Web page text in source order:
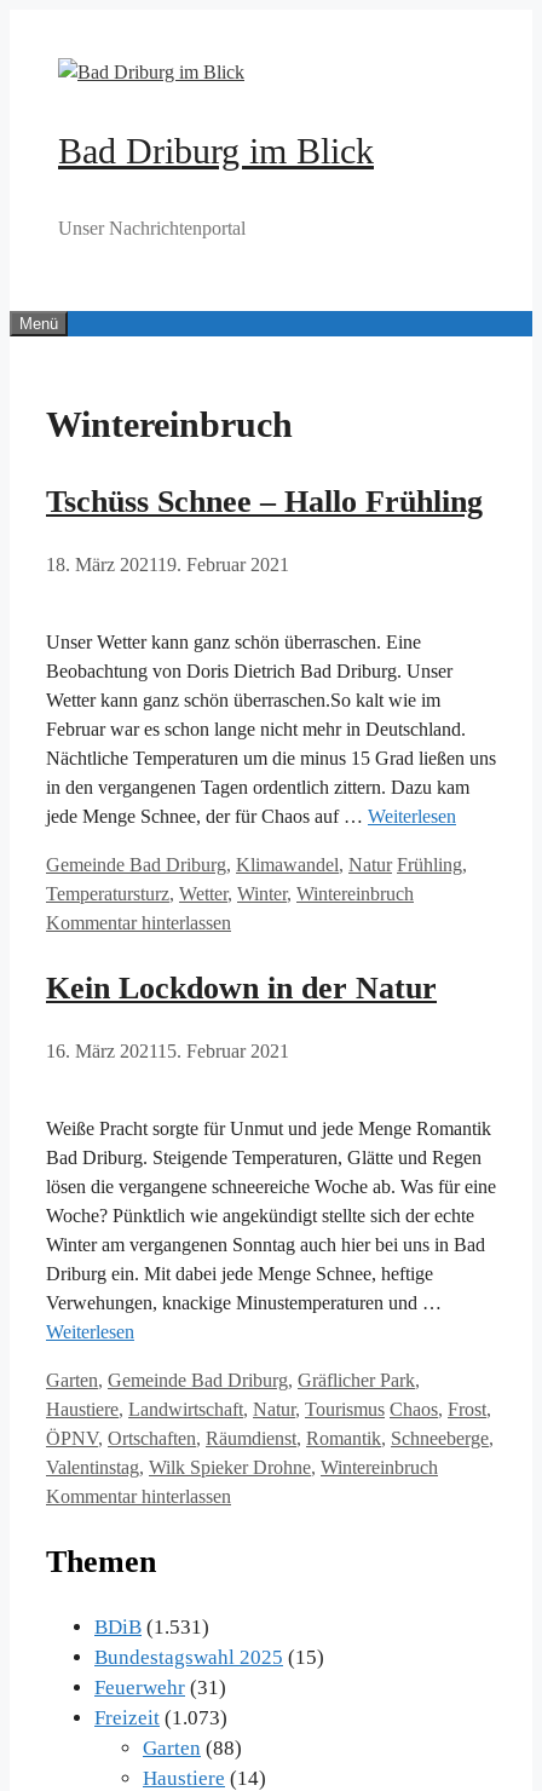
springen
Bad Driburg im Blick
Unser Nachrichtenportal
Menü
Wintereinbruch
Tschüss Schnee – Hallo Frühling
18. März 202119. Februar 2021
Unser Wetter kann ganz schön überraschen. Eine
Beobachtung von Doris Dietrich Bad Driburg. Unser
Wetter kann ganz schön überraschen.So kalt wie im
Februar war es schon lange nicht mehr in Deutschland.
Nächtliche Temperaturen um die minus 15 Grad ließen uns
in den vergangenen Tagen ordentlich zittern. Dazu kam
jede Menge Schnee, der für Chaos auf … Weiterlesen
Kategorien
Gemeinde Bad Driburg, Klimawandel, Natur Schlagwörter
Frühling,
Temperatursturz, Wetter, Winter, Wintereinbruch
Kommentar hinterlassen
Kein Lockdown in der Natur
16. März 202115. Februar 2021
Weiße Pracht sorgte für Unmut und jede Menge Romantik
Bad Driburg. Steigende Temperaturen, Glätte und Regen
lösen die vergangene schneereiche Woche ab. Was für eine
Woche? Pünktlich wie angekündigt stellte sich der echte
Winter am vergangenen Sonntag auch hier bei uns in Bad
Driburg ein. Mit dabei jede Menge Schnee, heftige
Verwehungen, knackige Minustemperaturen und …
Weiterlesen
Kategorien
Garten, Gemeinde Bad Driburg, Gräflicher Park,
Haustiere, Landwirtschaft, Natur, Tourismus Schlagwörter
Chaos, Frost,
ÖPNV, Ortschaften, Räumdienst, Romantik, Schneeberge,
Valentinstag, Wilk Spieker Drohne, Wintereinbruch
Kommentar hinterlassen
Themen
BDiB (1.531)
Bundestagswahl 2025 (15)
Feuerwehr (31)
Freizeit (1.073)
Garten (88)
Haustiere (14)